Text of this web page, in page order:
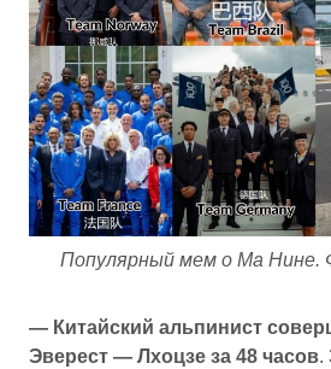
Популярный мем о Ма Нине.
— Китайский альпинист
Эверест — Лхоцзе за 48 часов.